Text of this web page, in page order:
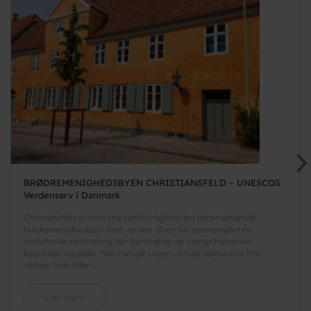
BRØDREMENIGHEDSBYEN CHRISTIANSFELD – UNESCOS
Verdensarv i Danmark
Christiansfeld er med stor sandsynlighed den bedst bevarede
brødremenighedsby i hele verden. Byen har gennemgået en
omfattende renovering, der fremhæver de mange historiske
bygninger og gader. Når man går i byen vil man opleve nye fine
detaljer hele tiden.